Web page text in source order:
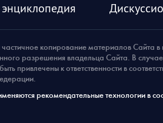
копирование материалов Сайта в
разрешения владельца Сайта. В
привлечены к ответственности в
рекомендательные технологии в